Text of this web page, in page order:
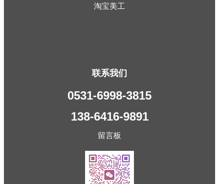
淘宝美工
联系我们
0531-6998-3815
138-6416-9891
留言板